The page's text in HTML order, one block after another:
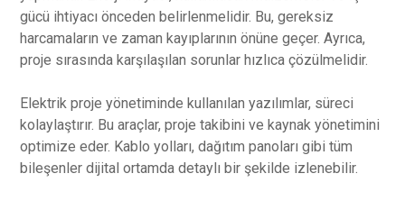
gücü ihtiyacı önceden belirlenmelidir. Bu, gereksiz
harcamaların ve zaman kayıplarının önüne geçer. Ayrıca,
proje sırasında karşılaşılan sorunlar hızlıca çözülmelidir.
Elektrik proje yönetiminde kullanılan yazılımlar, süreci
kolaylaştırır. Bu araçlar, proje takibini ve kaynak yönetimini
optimize eder. Kablo yolları, dağıtım panoları gibi tüm
bileşenler dijital ortamda detaylı bir şekilde izlenebilir.